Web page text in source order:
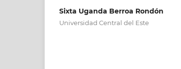
Sixta Uganda Berroa Rondón
Universidad Central del Este